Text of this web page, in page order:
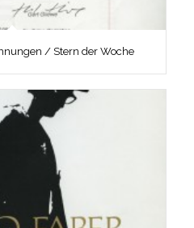
/ Stern der Woche